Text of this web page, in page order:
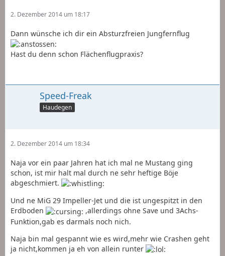
2. Dezember 2014 um 18:17
Dann wünsche ich dir ein Absturzfreien Jungfernflug
Hast du denn schon Flächenflugpraxis?
Speed-Freak
Haudegen
2. Dezember 2014 um 18:34
Naja vor ein paar Jahren hat ich mal ne Mustang ging
schon, ist mir halt mal durch ne sehr heftige Böje
abgeschmiert.
Und ne MiG 29 Impeller-Jet und die ist ungespitzt in den
Erdboden
,allerdings ohne Save und 3Achs-
Funktion,gab es darmals noch nich.
Naja bin mal gespannt wie es wird,mehr wie Crashen geht
ja nicht,kommen ja eh von allein runter